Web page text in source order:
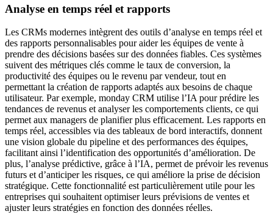
Analyse en temps réel et rapports
Les CRMs modernes intègrent des outils d’analyse en temps réel et
des rapports personnalisables pour aider les équipes de vente à
prendre des décisions basées sur des données fiables. Ces systèmes
suivent des métriques clés comme le taux de conversion, la
productivité des équipes ou le revenu par vendeur, tout en
permettant la création de rapports adaptés aux besoins de chaque
utilisateur. Par exemple, monday CRM utilise l’IA pour prédire les
tendances de revenus et analyser les comportements clients, ce qui
permet aux managers de planifier plus efficacement. Les rapports en
temps réel, accessibles via des tableaux de bord interactifs, donnent
une vision globale du pipeline et des performances des équipes,
facilitant ainsi l’identification des opportunités d’amélioration. De
plus, l’analyse prédictive, grâce à l’IA, permet de prévoir les revenus
futurs et d’anticiper les risques, ce qui améliore la prise de décision
stratégique. Cette fonctionnalité est particulièrement utile pour les
entreprises qui souhaitent optimiser leurs prévisions de ventes et
ajuster leurs stratégies en fonction des données réelles.